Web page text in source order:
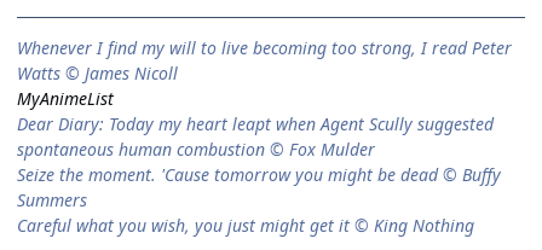
When­ever I find my will to live be­com­ing too strong, I read Peter
Watts © James Nicoll
MyAnimeList
Dear Diary: Today my heart leapt when Agent Scully suggested
spontaneous human combustion © Fox Mulder
Seize the moment. 'Cause tomorrow you might be dead © Buffy
Summers
Careful what you wish, you just might get it © King Nothing